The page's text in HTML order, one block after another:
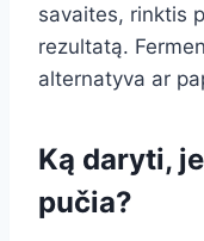
savaites, rinktis
rezultatą.
alternatyva ar
Ką daryti,
pučia?